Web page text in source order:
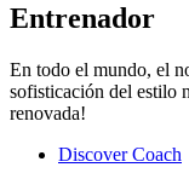
Entrenador
En todo el mundo, el
sofisticación del estilo
renovada!
Discover Coach